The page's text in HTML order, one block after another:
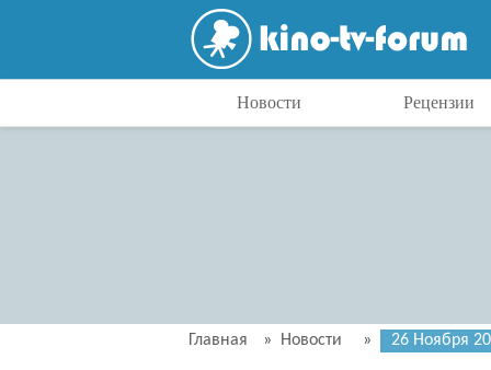
Новости Рецензии
Главная » Новости » 26 Ноября